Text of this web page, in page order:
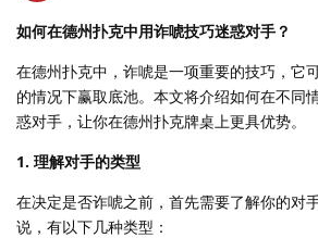
如何在德州扑克中用诈唬技巧迷惑对手？
在德州扑克中，诈唬是一项重要的技巧，它
的情况下赢取底池。本文将介绍如何在不同
惑对手，让你在德州扑克牌桌上更具优势。
1. 理解对手的类型
在决定是否诈唬之前，首先需要了解你的对
说，有以下几种类型：